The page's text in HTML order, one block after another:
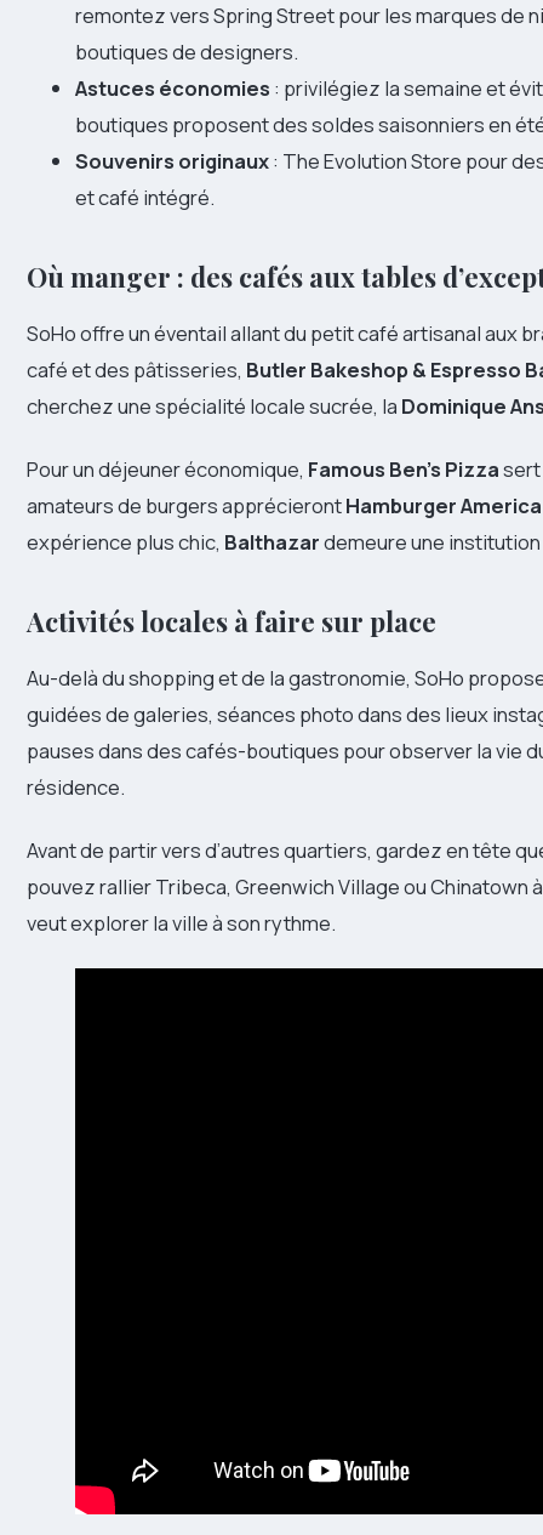
remontez vers Spring Street pour les marques de
boutiques de designers.
Astuces économies : privilégiez la semaine et
boutiques proposent des soldes saisonniers en été
Souvenirs originaux: The Evolution Store pour
et café intégré.
Où manger : des cafés aux tables
SoHo offre un éventail allant du petit café artisanal aux
café et des pâtisseries, Butler Bakeshop & Espresso
cherchez une spécialité locale sucrée, la Dominique
Pour un déjeuner économique, Famous Ben’s Pizzasert
amateurs de burgers apprécierontHamburger America
expérience plus chic, Balthazardemeure une
Activités locales à faire sur place
Au-delà du shopping et de la gastronomie, SoHo
guidées de galeries, séances photo dans des lieux
pauses dans des cafés-boutiques pour observer la vie
résidence.
Avant de partir vers d’autres quartiers, gardez en tête
pouvez rallier Tribeca, Greenwich Village ou Chinatown
veut explorer la ville à son rythme.